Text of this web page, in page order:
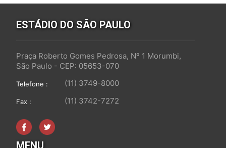
ESTÁDIO DO SÃO PAULO
Praça Roberto Gomes Pedrosa, Nº 1 Morumbi,
São Paulo - CEP: 05653-070
Telefone : (11) 3749-8000
Fax : (11) 3742-7272
MENU